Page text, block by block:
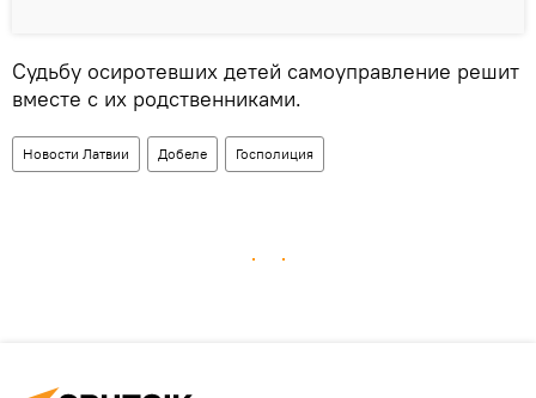
Судьбу осиротевших детей самоуправление решит
вместе с их родственниками.
Новости Латвии Добеле Госполиция